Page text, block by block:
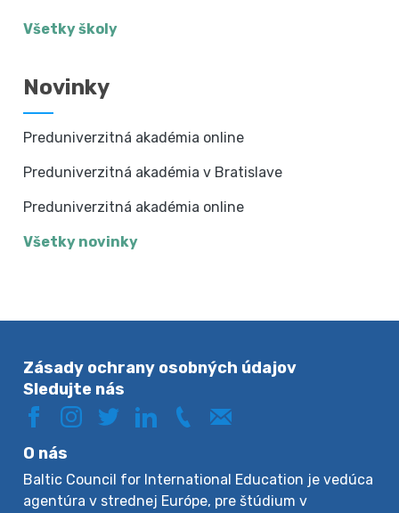
Všetky školy
Novinky
Preduniverzitná akadémia online
Preduniverzitná akadémia v Bratislave
Preduniverzitná akadémia online
Všetky novinky
Zásady ochrany osobných údajov
Sledujte nás
O nás
Baltic Council for International Education je vedúca
agentúra v strednej Európe, pre štúdium v